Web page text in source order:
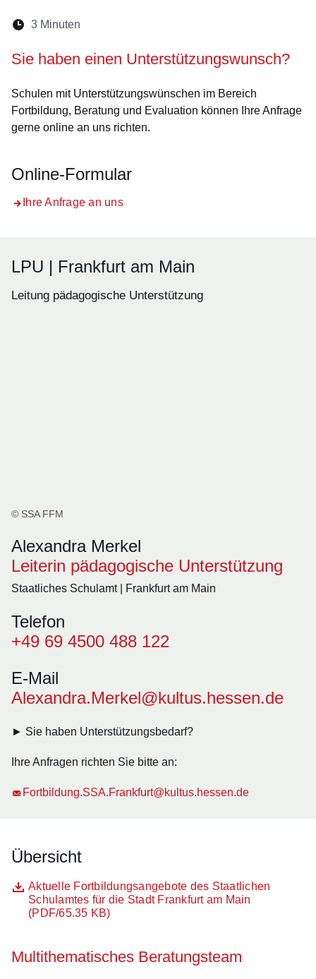
Lesedauer:
3 Minuten
Sie haben einen Unterstützungswunsch?
Schulen mit Unterstützungswünschen im Bereich
Fortbildung, Beratung und Evaluation können Ihre Anfrage
gerne online an uns richten.
Online-Formular
Ihre Anfrage an uns
LPU | Frankfurt am Main
Leitung pädagogische Unterstützung
© SSA FFM
Alexandra Merkel
Leiterin pädagogische Unterstützung
Staatliches Schulamt | Frankfurt am Main
Telefon
+49 69 4500 488 122
E-Mail
Alexandra.Merkel@kultus.hessen.de
► Sie haben Unterstützungsbedarf?
Ihre Anfragen richten Sie bitte an:
Fortbildung.SSA.Frankfurt@kultus.hessen.de
Übersicht
DateiAktuelle Fortbildungsangebote des Staatlichen
Schulamtes für die Stadt Frankfurt am Main
(PDF/65.35 KB)
Öffnet sich in einem neuen Fenster
Multithematisches Beratungsteam